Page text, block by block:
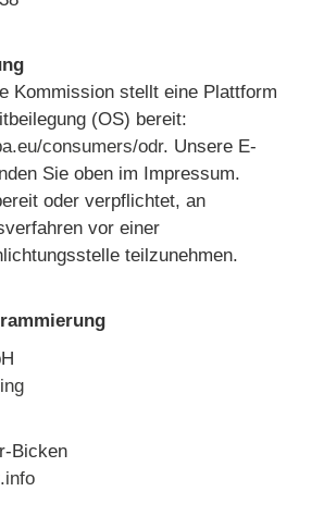
Kommission stellt eine Plattform
(OS) bereit:
consumers/odr. Unsere E-
Sie oben im Impressum.
oder verpflichtet, an
vor einer
teilzunehmen.
Bicken